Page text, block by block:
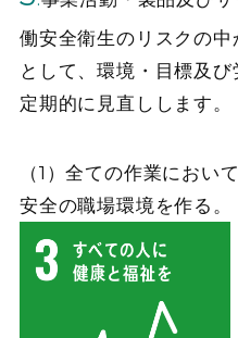
働安全衛生のリスクの
として、環境・目標及び
定期的に見直しします。
（1）全ての作業において
安全の職場環境を作る。